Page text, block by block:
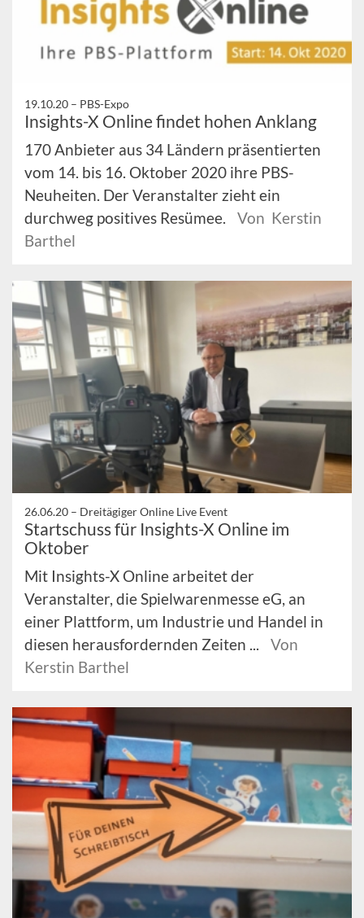
19.10.20 – PBS-Expo
Insights-X Online findet hohen Anklang
170 Anbieter aus 34 Ländern präsentierten
vom 14. bis 16. Oktober 2020 ihre PBS-
Neuheiten. Der Veranstalter zieht ein
durchweg positives Resümee.
Von Kerstin
Barthel
26.06.20 – Dreitägiger Online Live Event
Startschuss für Insights-X Online im
Oktober
Mit Insights-X Online arbeitet der
Veranstalter, die Spielwarenmesse eG, an
einer Plattform, um Industrie und Handel in
diesen herausfordernden Zeiten ...
Von
Kerstin Barthel